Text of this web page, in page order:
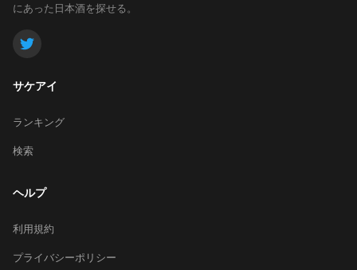
にあった日本酒を探せる。
サケアイ
ランキング
検索
ヘルプ
利用規約
プライバシーポリシー